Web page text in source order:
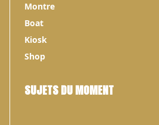
Montre
Boat
Kiosk
Shop
SUJETS DU MOMENT